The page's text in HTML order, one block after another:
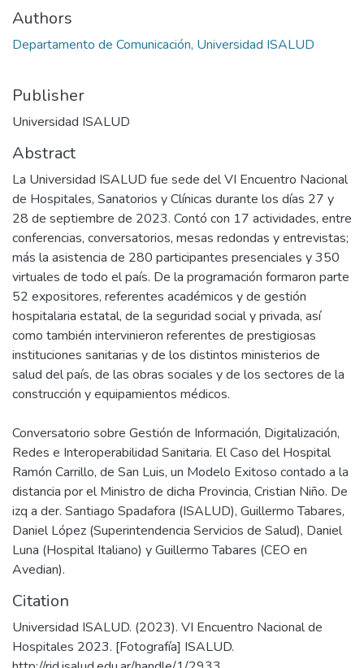
Authors
Departamento de Comunicación, Universidad ISALUD
Publisher
Universidad ISALUD
Abstract
La Universidad ISALUD fue sede del VI Encuentro Nacional
de Hospitales, Sanatorios y Clínicas durante los días 27 y
28 de septiembre de 2023. Contó con 17 actividades, entre
conferencias, conversatorios, mesas redondas y entrevistas;
más la asistencia de 280 participantes presenciales y 350
virtuales de todo el país. De la programación formaron parte
52 expositores, referentes académicos y de gestión
hospitalaria estatal, de la seguridad social y privada, así
como también intervinieron referentes de prestigiosas
instituciones sanitarias y de los distintos ministerios de
salud del país, de las obras sociales y de los sectores de la
construcción y equipamientos médicos.
Conversatorio sobre Gestión de Información, Digitalización,
Redes e Interoperabilidad Sanitaria. El Caso del Hospital
Ramón Carrillo, de San Luis, un Modelo Exitoso contado a la
distancia por el Ministro de dicha Provincia, Cristian Niño. De
izq a der. Santiago Spadafora (ISALUD), Guillermo Tabares,
Daniel López (Superintendencia Servicios de Salud), Daniel
Luna (Hospital Italiano) y Guillermo Tabares (CEO en
Citation
Universidad ISALUD. (2023). VI Encuentro Nacional de
Hospitales 2023. [Fotografía] ISALUD.